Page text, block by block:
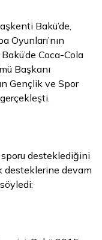
Bakü’de,
Oyunları’nın
Coca-Cola
Başkanı
Gençlik ve Spor
sporu desteklediğini
desteklerine devam